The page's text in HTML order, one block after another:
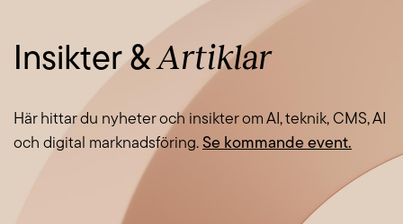
Våra tjänster
Kontakt
Kunskap & Inspiration
Insikter &Artiklar
Här hittar du nyheter och insikter om AI, teknik, CMS, AI
och digital marknadsföring. Se kommande event.